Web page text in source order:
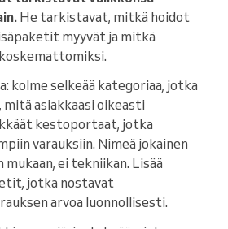
He tarkistavat, mitkä hoidot
myyvät ja mitkä
kolme selkeää kategoriaa, jotka
asiakkaasi oikeasti
kestoportaat, jotka
varauksiin. Nimeä jokainen
mukaan, ei tekniikan. Lisää
jotka nostavat
arvoa luonnollisesti.